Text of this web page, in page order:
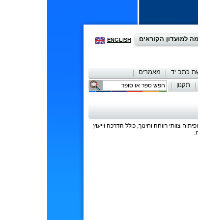
ENGLISH למועדון הקוראים
כתב יד
מאמרים
תקנון יצירת קשר
צוותי רווחה וחינוך, כולל הדרכה וייעוץ